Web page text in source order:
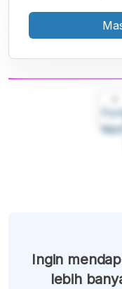
Kecil
Ingin
lebih